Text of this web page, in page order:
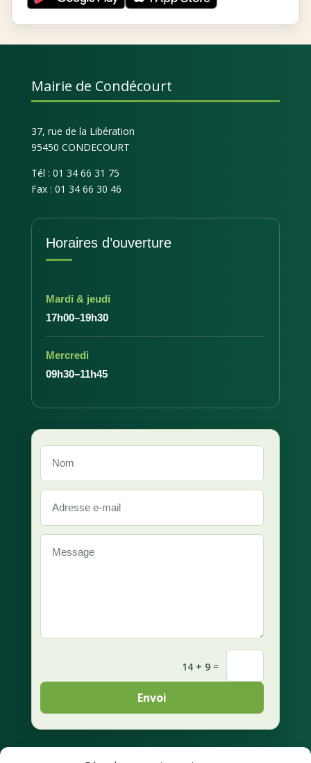
Mairie de Condécourt
37, rue de la Libération
95450 CONDECOURT
Tél : 01 34 66 31 75
Fax : 01 34 66 30 46
Horaires d’ouverture
Mardi & jeudi
17h00–19h30
Mercredi
09h30–11h45
14 + 9 =
Envoi